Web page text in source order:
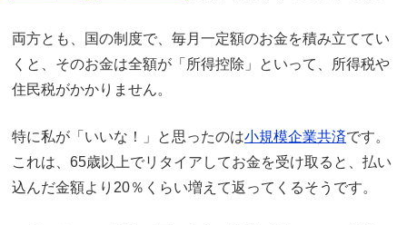
両方とも、国の制度で、毎月一定額のお金を積み立ててい
くと、そのお金は全額が「所得控除」といって、所得税や
住民税がかかりません。
特に私が「いいな！」と思ったのは小規模企業共済です。
これは、65歳以上でリタイアしてお金を受け取ると、払い
込んだ金額より20％くらい増えて返ってくるそうです。